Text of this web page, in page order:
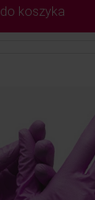
do koszyka